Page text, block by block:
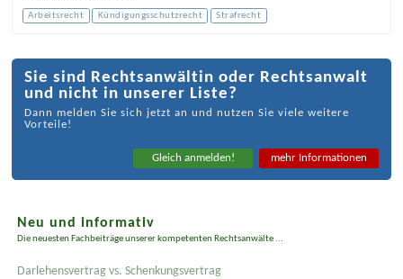
Arbeitsrecht Kündigungsschutzrecht Strafrecht
Sie sind Rechtsanwältin oder Rechtsanwalt
und nicht in unserer Liste?
Dann melden Sie sich jetzt an und nutzen Sie viele weitere
Vorteile!
Gleich anmelden! mehr Informationen
Neu und informativ
Die neuesten Fachbeiträge unserer kompetenten Rechtsanwälte ...
Darlehensvertrag vs. Schenkungsvertrag